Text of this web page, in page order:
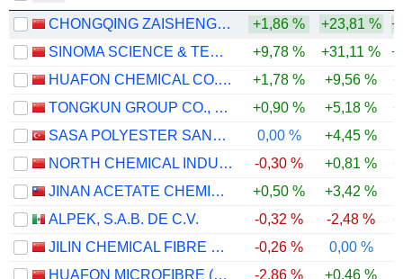
CHONGQING ZAISHENG TECHNOLOGY CO., LTD. +1,86 % +23,81 %
SINOMA SCIENCE & TECHNOLOGY CO.,LTD.
+9,78 % +31,11 %
HUAFON CHEMICAL CO.,LTD
+1,78 % +9,56 %
TONGKUN GROUP CO., LTD.
+0,90 % +5,18 %
SASA POLYESTER SANAYI
0,00 % +4,45 %
NORTH CHEMICAL INDUSTRIES CO., LTD.
-0,30 % +0,81 %
JINAN ACETATE CHEMICAL CO., LTD.
+0,50 % +3,42 %
ALPEK, S.A.B. DE C.V.
-0,32 % -2,48 %
JILIN CHEMICAL FIBRE STOCK CO.,LTD
-0,26 % 0,00 %
HUAFON MICROFIBRE (SHANGHAI) CO., LTD.
-2,86 % +0,46 %